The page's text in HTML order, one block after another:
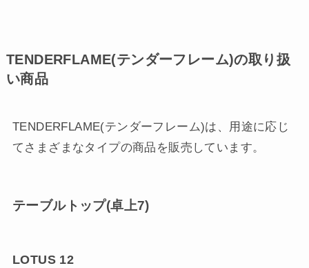
TENDERFLAME(テンダーフレーム)の取り扱
い商品
TENDERFLAME(テンダーフレーム)は、用途に応じ
てさまざまなタイプの商品を販売しています。
テーブルトップ(卓上7)
LOTUS 12